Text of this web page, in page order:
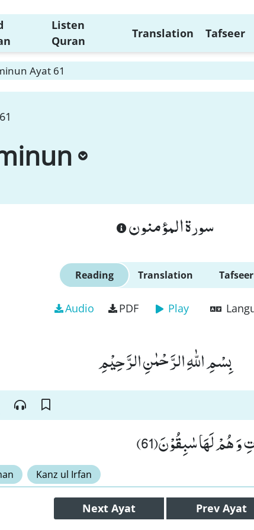
Listen
Quran
Translation Tafseer
Ayat 61
سورة المؤمنون
Reading Translation Tafseer
Audio PDF Play
بِسْمِ اللّٰهِ الرَّحْمٰنِ الرَّحِیْمِ
هُمْ لَهَا سٰبِقُوْنَ(61)
Kanz ul Irfan
Next Ayat Prev Ayat